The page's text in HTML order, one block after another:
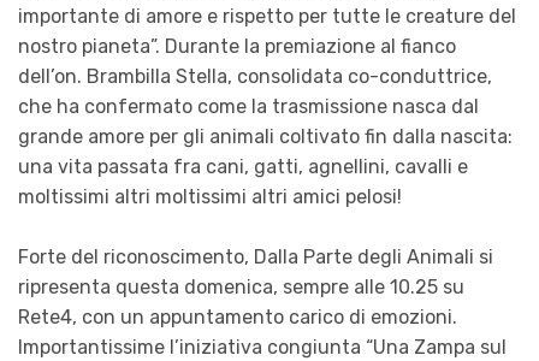
importante di amore e rispetto per tutte le creature del
nostro pianeta”. Durante la premiazione al fianco
dell’on. Brambilla Stella, consolidata co-conduttrice,
che ha confermato come la trasmissione nasca dal
grande amore per gli animali coltivato fin dalla nascita:
una vita passata fra cani, gatti, agnellini, cavalli e
moltissimi altri moltissimi altri amici pelosi!
Forte del riconoscimento, Dalla Parte degli Animali si
ripresenta questa domenica, sempre alle 10.25 su
Rete4, con un appuntamento carico di emozioni.
Importantissime l’iniziativa congiunta “Una Zampa sul